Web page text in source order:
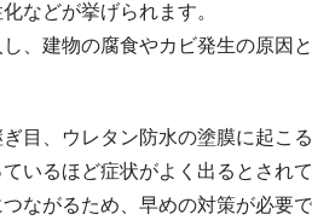
などが挙げられます。
、建物の腐食やカビ発生の原因
目、ウレタン防水の塗膜に起こる
いるほど症状がよく出るとされて
ながるため、早めの対策が必要で